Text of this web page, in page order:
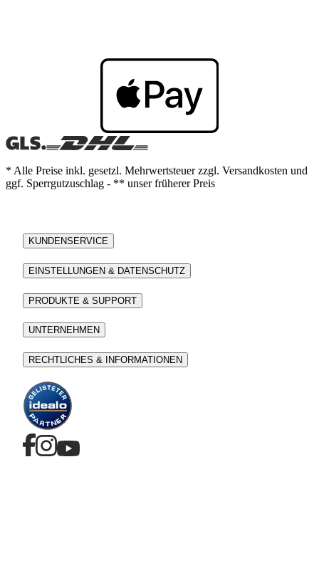
* Alle Preise inkl. gesetzl. Mehrwertsteuer zzgl. Versandkosten und
ggf. Sperrgutzuschlag - ** unser früherer Preis
KUNDENSERVICE
EINSTELLUNGEN & DATENSCHUTZ
PRODUKTE & SUPPORT
UNTERNEHMEN
RECHTLICHES & INFORMATIONEN